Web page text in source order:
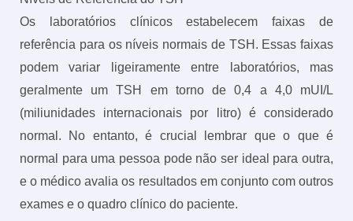
Os laboratórios clínicos estabelecem faixas de
referência para os níveis normais de TSH. Essas faixas
podem variar ligeiramente entre laboratórios, mas
geralmente um TSH em torno de 0,4 a 4,0 mUI/L
(miliunidades internacionais por litro) é considerado
normal. No entanto, é crucial lembrar que o que é
normal para uma pessoa pode não ser ideal para outra,
e o médico avalia os resultados em conjunto com outros
exames e o quadro clínico do paciente.